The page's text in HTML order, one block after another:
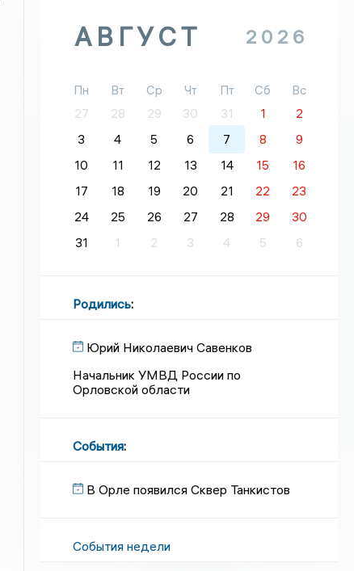
АВГУСТ 2026
Пн Вт Ср Чт Пт Сб
Вс
27
28 29 30 31 1
2
3
4 5 6 7 8
9
10
11 12 13 14 15
16
17
18 19 20 21 22
23
24
25 26 27 28 29
30
31
1 2 3 4 5 6
Родились:
Юрий Николаевич Савенков
Начальник УМВД России по
Орловской области
События:
В Орле появился Сквер Танкистов
События недели